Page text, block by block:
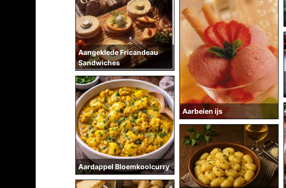
Aangeklede Fricandeau
Sandwiches
Aarbeien ijs
Aardappel Bloemkoolcurry